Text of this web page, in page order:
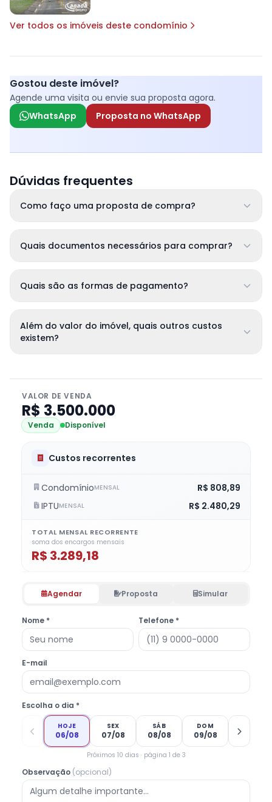
Ver todos os imóveis deste condomínio
Gostou deste imóvel?
Agende uma visita ou envie sua proposta agora.
WhatsApp
Proposta no WhatsApp
Dúvidas frequentes
Como faço uma proposta de compra?
Quais documentos necessários para comprar?
Quais são as formas de pagamento?
Além do valor do imóvel, quais outros custos
existem?
VALOR DE VENDA
R$ 3.500.000
Venda Disponível
Custos recorrentes
CondomínioMENSAL
R$ 808,89
IPTUMENSAL R$ 2.480,29
TOTAL MENSAL RECORRENTE
soma dos encargos mensais
R$ 3.289,18
Agendar Proposta Simular
Nome * Telefone *
E-mail
Escolha o dia *
HOJE
06/08
SEX
07/08
SÁB
08/08
DOM
09/08
Próximos 10 dias · página 1 de 3
Observação (opcional)